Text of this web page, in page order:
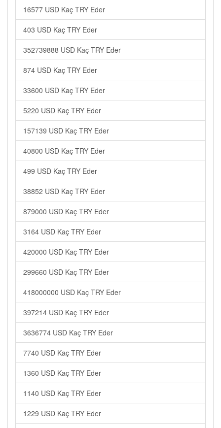
16577 USD Kaç TRY Eder
403 USD Kaç TRY Eder
352739888 USD Kaç TRY Eder
874 USD Kaç TRY Eder
33600 USD Kaç TRY Eder
5220 USD Kaç TRY Eder
157139 USD Kaç TRY Eder
40800 USD Kaç TRY Eder
499 USD Kaç TRY Eder
38852 USD Kaç TRY Eder
879000 USD Kaç TRY Eder
3164 USD Kaç TRY Eder
420000 USD Kaç TRY Eder
299660 USD Kaç TRY Eder
418000000 USD Kaç TRY Eder
397214 USD Kaç TRY Eder
3636774 USD Kaç TRY Eder
7740 USD Kaç TRY Eder
1360 USD Kaç TRY Eder
1140 USD Kaç TRY Eder
1229 USD Kaç TRY Eder